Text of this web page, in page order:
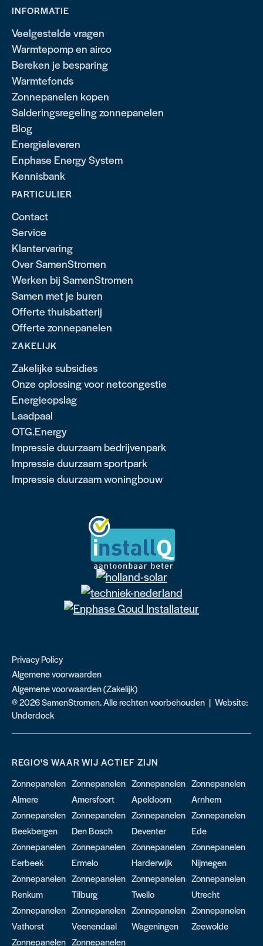
INFORMATIE
Veelgestelde vragen
Warmtepomp en airco
Bereken je besparing
Warmtefonds
Zonnepanelen kopen
Salderingsregeling zonnepanelen
Blog
Energieleveren
Enphase Energy System
Kennisbank
PARTICULIER
Contact
Service
Klantervaring
Over SamenStromen
Werken bij SamenStromen
Samen met je buren
Offerte thuisbatterij
Offerte zonnepanelen
ZAKELIJK
Zakelijke subsidies
Onze oplossing voor netcongestie
Energieopslag
Laadpaal
OTG.Energy
Impressie duurzaam bedrijvenpark
Impressie duurzaam sportpark
Impressie duurzaam woningbouw
Privacy Policy
Algemene voorwaarden
Algemene voorwaarden (Zakelijk)
© 2026 SamenStromen. Alle rechten voorbehouden | Website:
Underdock
REGIO'S WAAR WIJ ACTIEF ZIJN
Zonnepanelen
Almere
Zonnepanelen
Amersfoort
Zonnepanelen
Apeldoorn
Zonnepanelen
Arnhem
Zonnepanelen
Beekbergen
Zonnepanelen
Den Bosch
Zonnepanelen
Deventer
Zonnepanelen
Ede
Zonnepanelen
Eerbeek
Zonnepanelen
Ermelo
Zonnepanelen
Harderwijk
Zonnepanelen
Nijmegen
Zonnepanelen
Renkum
Zonnepanelen
Tilburg
Zonnepanelen
Twello
Zonnepanelen
Utrecht
Zonnepanelen
Vathorst
Zonnepanelen
Veenendaal
Zonnepanelen
Wageningen
Zonnepanelen
Zeewolde
Zonnepanelen Zonnepanelen